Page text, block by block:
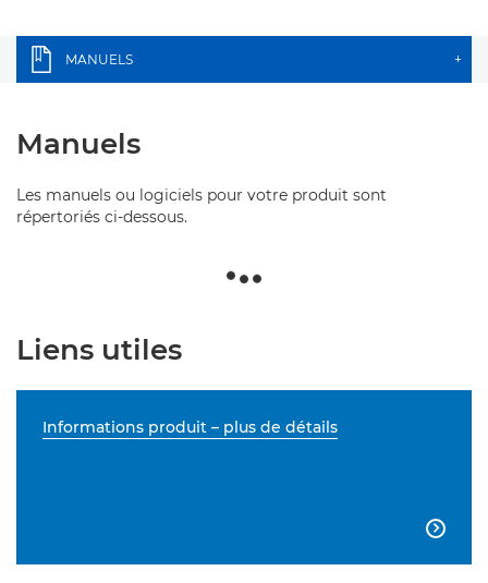
MANUELS +
Manuels
Les manuels ou logiciels pour votre produit sont
répertoriés ci-dessous.
Liens utiles
Informations produit – plus de détails
